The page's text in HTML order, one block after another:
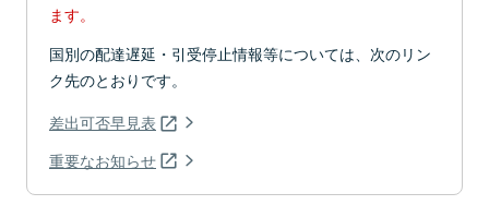
ます。
国別の配達遅延・引受停止情報等については、次のリン
ク先のとおりです。
差出可否早見表
重要なお知らせ